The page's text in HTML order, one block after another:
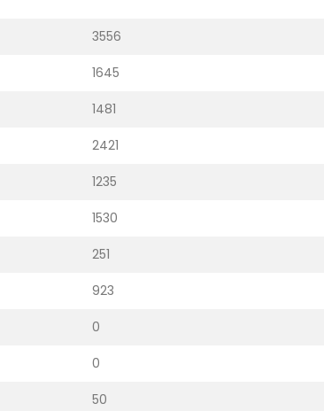
3556
1645
1481
2421
1235
1530
251
923
0
0
50